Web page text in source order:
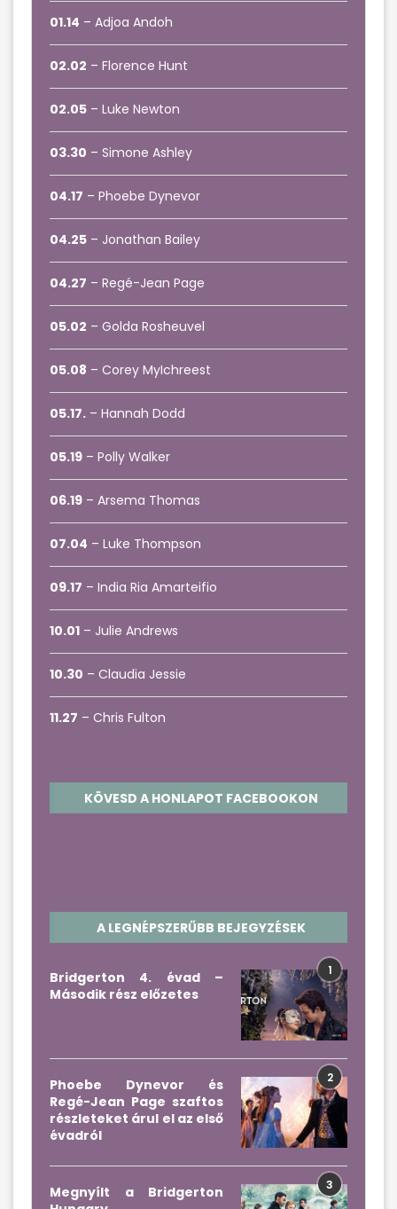
01.14 – Adjoa Andoh
02.02 – Florence Hunt
02.05 – Luke Newton
03.30 – Simone Ashley
04.17 – Phoebe Dynevor
04.25 – Jonathan Bailey
04.27 – Regé-Jean Page
05.02 – Golda Rosheuvel
05.08 – Corey MyIchreest
05.17. – Hannah Dodd
05.19 – Polly Walker
06.19 – Arsema Thomas
07.04 – Luke Thompson
09.17 – India Ria Amarteifio
10.01 – Julie Andrews
10.30 – Claudia Jessie
11.27 – Chris Fulton
KÖVESD A HONLAPOT FACEBOOKON
A LEGNÉPSZERŰBB BEJEGYZÉSEK
1
Bridgerton 4. évad –
Második rész előzetes
2
Phoebe Dynevor és
Regé-Jean Page szaftos
részleteket árul el az első
évadról
3
Megnyílt a Bridgerton